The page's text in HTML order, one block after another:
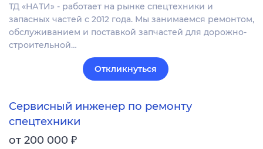
ТД «НАТИ» - работает на рынке спецтехники и
запасных частей с 2012 года. Мы занимаемся ремонтом,
обслуживанием и поставкой запчастей для дорожно-
строительной…
Откликнуться
Сервисный инженер по ремонту
спецтехники
от 200 000 ₽